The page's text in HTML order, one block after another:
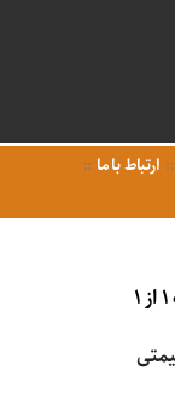
ارتباط با ما